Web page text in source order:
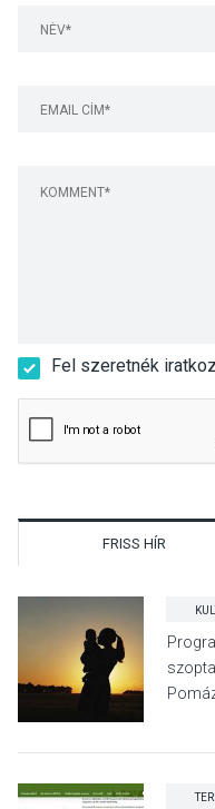
Fel szeretnék
FRISS HÍR